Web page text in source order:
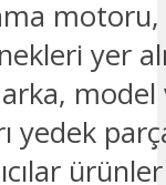
yer
model
yedek